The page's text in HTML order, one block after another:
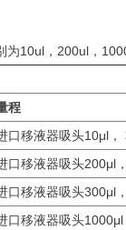
为10ul，200ul，
程
口移液器吸头10μl
口移液器吸头200μl
口移液器吸头300μl
口移液器吸头